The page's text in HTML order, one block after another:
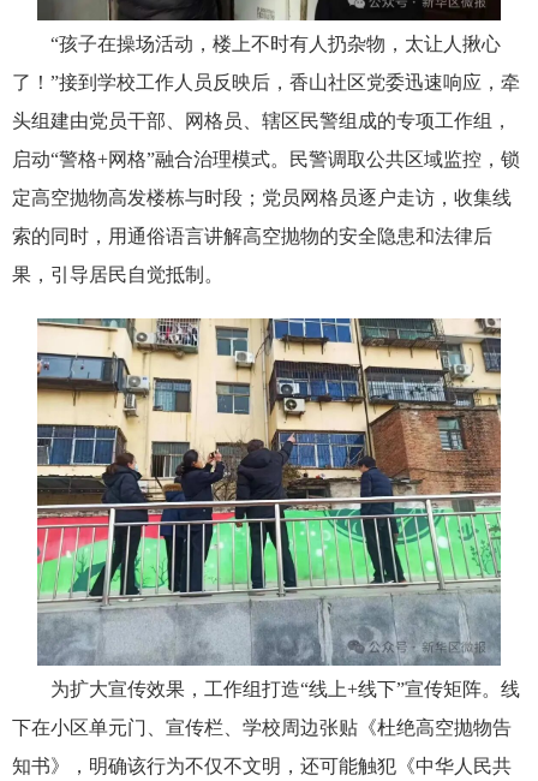
“孩子在操场活动，楼上不时有人扔杂物，太让人揪心
了！ ”接到学校工作人员反映后，香山社区党委迅速响应，牵
头组建由党员干部、网格员、辖区民警组成的专项工作组，
启动“警格+网格”融合治理模式。民警调取公共区域监控，锁
定高空抛物高发楼栋与时段；党员网格员逐户走访，收集线
索的同时，用通俗语言讲解高空抛物的安全隐患和法律后
果，引导居民自觉抵制。
为扩大宣传效果，工作组打造“线上+线下”宣传矩阵。线
下在小区单元门、宣传栏、学校周边张贴《杜绝高空抛物告
知书》，明确该行为不仅不文明，还可能触犯《中华人民共